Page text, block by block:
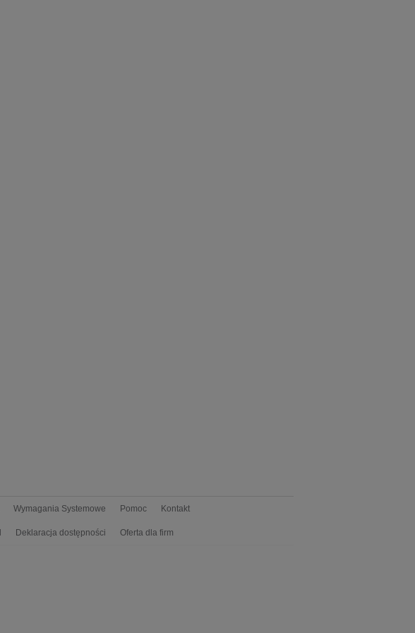
Wymagania Systemowe Pomoc Kontakt
Deklaracja dostępności Oferta dla firm